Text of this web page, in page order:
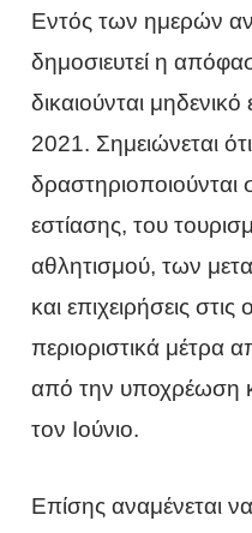
Εντός των ημερών
δημοσιευτεί η
δικαιούνται μηδενικό
2021. Σημειώνεται
δραστηριοποιούνται
εστίασης, του
αθλητισμού, των
και επιχειρήσεις
περιοριστικά μέτρα
από την υποχρέωση
τον Ιούνιο.
Επίσης αναμένεται